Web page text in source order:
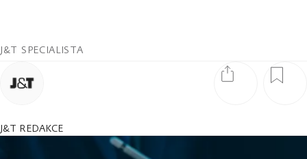
J&T SPECIALISTA
J&T REDAKCE